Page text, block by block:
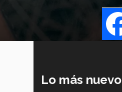
Lo más nuevo